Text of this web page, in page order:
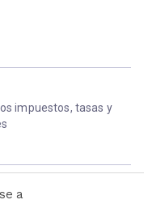
impuestos, tasas y
a